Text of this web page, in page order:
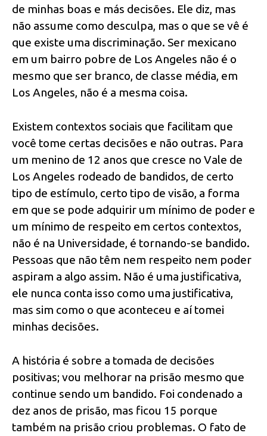
de minhas boas e más decisões. Ele diz, mas
não assume como desculpa, mas o que se vê é
que existe uma discriminação. Ser mexicano
em um bairro pobre de Los Angeles não é o
mesmo que ser branco, de classe média, em
Los Angeles, não é a mesma coisa.
Existem contextos sociais que facilitam que
você tome certas decisões e não outras. Para
um menino de 12 anos que cresce no Vale de
Los Angeles rodeado de bandidos, de certo
tipo de estímulo, certo tipo de visão, a forma
em que se pode adquirir um mínimo de poder e
um mínimo de respeito em certos contextos,
não é na Universidade, é tornando-se bandido.
Pessoas que não têm nem respeito nem poder
aspiram a algo assim. Não é uma justificativa,
ele nunca conta isso como uma justificativa,
mas sim como o que aconteceu e aí tomei
minhas decisões.
A história é sobre a tomada de decisões
positivas; vou melhorar na prisão mesmo que
continue sendo um bandido. Foi condenado a
dez anos de prisão, mas ficou 15 porque
também na prisão criou problemas. O fato de